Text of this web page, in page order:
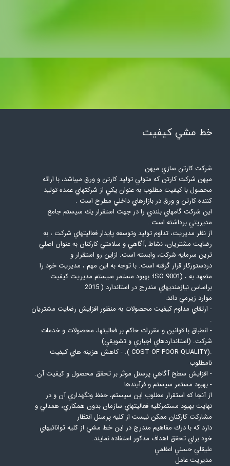
خط مشي كيفيت​​​​​​​
شركت كارتن سازي ميهن
ميهن شركت كارتن كه متولي توليد كارتن و ورق ميباشد، با ارائه
محصول با كيفيت مطلوب به عنوان يكي از شركتهاي عمده توليد
كننده كارتن و ورق در بازارهاي داخلي مطرح است .
اين شركت گامهاي بلندي را در جهت استقرار يك سيستم جامع
مديريتي برداشته است .
از نظر مديريت، تداوم توليد وتوسعه پايدار فعاليتهاي شركت ، به
رضايت مشتريان، نشاط ,آگاهي و سلامتي كاركنان به عنوان اصلي
ترين سرمايه شركت، وابسته است. ازاين رو استقرار و
دردستوركار قرار گرفته است. با توجه به اين مهم ، مديريت خود را
متعهد به ، (ISO 9001: بهبود مستمر سيستم مديريت كيفيت
براساس نيازمنديهاي مندرج در استاندارد ( 2015
موارد زيرمي داند:
- ارتقاي مداوم كيفيت محصولات به منظور افزايش رضايت مشتريان
.
- انطباق با قوانين و مقررات حاكم بر فعاليتها، محصولات و خدمات
شركت. (استانداردهاي اجباري و تشويقي)
.(COST OF POOR QUALITY ). - كاهش هزينه هاي كيفيت
نامطلوب
- افزايش سطح آگاهي پرسنل موثر بر تحقق محصول و كيفيت آن.
- بهبود مستمر سيستم و فرآيندها.
از آنجا كه استقرار مطلوب اين سيستم، حفظ ونگهداري آن و در
نهايت بهبود مستمركليه فعاليتهاي سازمان بدون همكاري، همدلي و
مشاركت كاركنان ممكن نيست از كليه پرسنل انتظار
دارد كه با درك مفاهيم مندرج در اين خط مشي از كليه توانائيهاي
خود براي تحقق اهداف مذكور استفاده نمايند.
عليقلي حسني اعظمي
مديريت عامل